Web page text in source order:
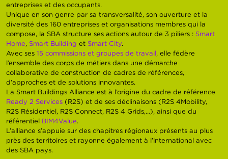
entreprises et des occupants.
Unique en son genre par sa transversalité, son ouverture et la
diversité des 160 entreprises et organisations membres qui la
compose, la SBA structure ses actions autour de 3 piliers : Smart
Home
Smart Building et Smart City
Avec ses15 commissions et groupes de travail , elle fédère
l’ensemble des corps de métiers dans une démarche
collaborative de construction de cadres de références,
d’approches et de solutions innovantes.
La Smart Buildings Alliance est à l’origine du cadre de référence
Ready 2 Services (R2S) et de ses déclinaisons (R2S 4Mobility,
R2S Résidentiel, R2S Connect, R2S 4 Grids,…), ainsi que du
référentiel BIM4Value
L’alliance s’appuie sur des chapitres régionaux présents au plus
près des territoires et rayonne également à l’international avec
des SBA pays.